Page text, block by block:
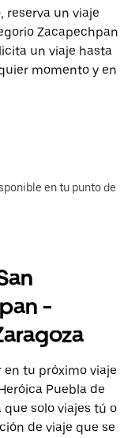
reserva un viaje
Zacapechpan
un viaje hasta
momento y en
en tu punto de
-
en tu próximo viaje
Puebla de
que solo viajes tú o
de viaje que se